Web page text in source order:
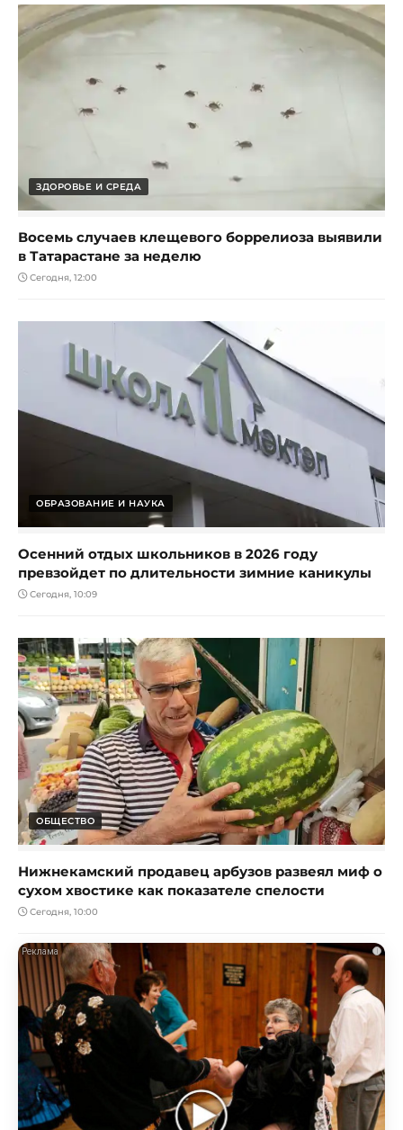
ЗДОРОВЬЕ И СРЕДА
Восемь случаев клещевого боррелиоза выявили
в Татарастане за неделю
Сегодня, 12:00
ОБРАЗОВАНИЕ И НАУКА
Осенний отдых школьников в 2026 году
превзойдет по длительности зимние каникулы
Сегодня, 10:09
ОБЩЕСТВО
Нижнекамский продавец арбузов развеял миф о
сухом хвостике как показателе спелости
Сегодня, 10:00
i